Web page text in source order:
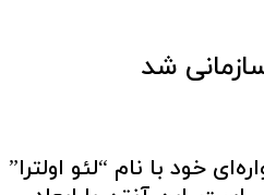
شد
خود با نام “لئو اولترا”